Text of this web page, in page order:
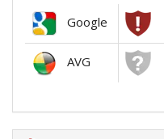
Google
AVG